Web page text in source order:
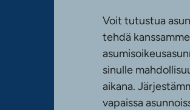
Voit tutustua
tehdä
sinulle
aikana.
vapaissa